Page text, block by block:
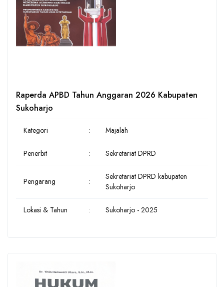
Raperda APBD Tahun Anggaran 2026 Kabupaten
Sukoharjo
Kategori : Majalah
Penerbit : Sekretariat DPRD
Pengarang :
Sekretariat DPRD kabupaten
Sukoharjo
Lokasi & Tahun : Sukoharjo - 2025